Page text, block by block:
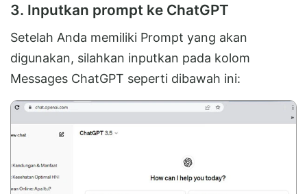
3. Inputkan prompt ke ChatGPT
Setelah Anda memiliki Prompt yang akan
digunakan, silahkan inputkan pada kolom
Messages ChatGPT seperti dibawah ini: